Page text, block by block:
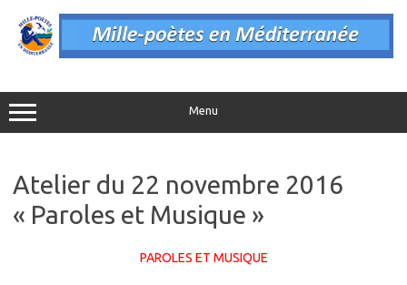
contenu
Menu
Atelier du 22 novembre 2016
« Paroles et Musique »
PAROLES ET MUSIQUE